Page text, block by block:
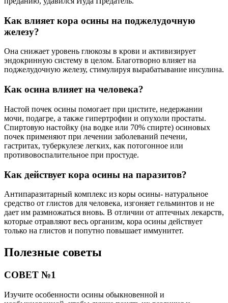
Как влияет кора осины на поджелудочную
железу?
Она снижает уровень глюкозы в крови и активизирует
эндокринную систему в целом. Благотворно влияет на
поджелудочную железу, стимулируя вырабатывание инсулина.
Как осина влияет на человека?
Настой почек осины помогает при цистите, недержании
мочи, подагре, а также гипертрофии и опухоли простаты.
Спиртовую настойку (на водке или 70% спирте) осиновых
почек применяют при лечении заболеваний печени,
гастритах, туберкулезе легких, как потогонное или
противовоспалительное при простуде.
Как действует кора осины на паразитов?
Антипаразитарный комплекс из коры осины- натуральное
средство от глистов для человека, изгоняет гельминтов и не
дает им размножаться вновь. В отличии от аптечных лекарств,
которые отравляют весь организм, кора осины действует
только на глистов и попутно повышает иммунитет.
Полезные советы
СОВЕТ №1
Изучите особенности осины обыкновенной и